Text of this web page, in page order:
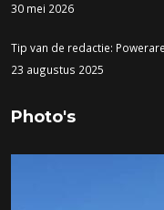
30 mei 2026
Tip van de redactie:
23 augustus 2025
Photo's